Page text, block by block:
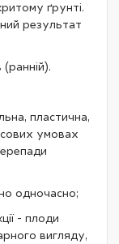
ґрунті.
результат
пластична,
умовах
одночасно;
- плоди
вигляду,